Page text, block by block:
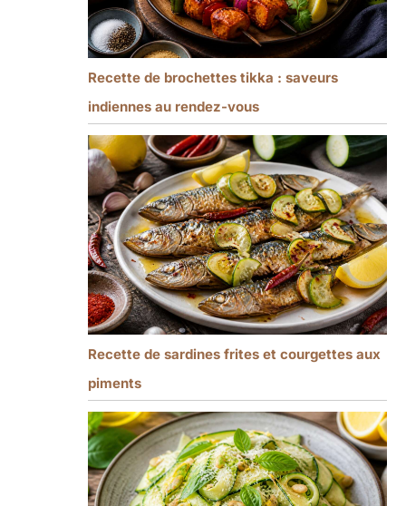
Recette de brochettes tikka : saveurs
indiennes au rendez-vous
Recette de sardines frites et courgettes aux
piments